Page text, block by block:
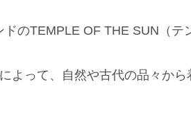
のTEMPLE OF THE SUN（テ
よって、自然や古代の品々か